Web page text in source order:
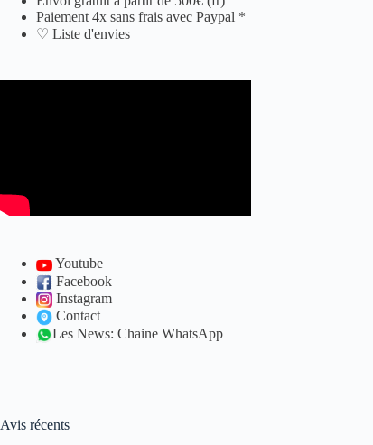
Paiement 4x sans frais avec Paypal *
♡ Liste d'envies
Youtube
Facebook
Instagram
Contact
Les News: Chaine WhatsApp
Avis récents